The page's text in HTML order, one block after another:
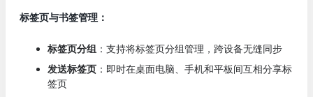
标签页与书签管理：
标签页分组 ：支持将标签页分组管理，跨设备无缝同步
发送标签页 ：即时在桌面电脑、手机和平板间互相分享标
签页